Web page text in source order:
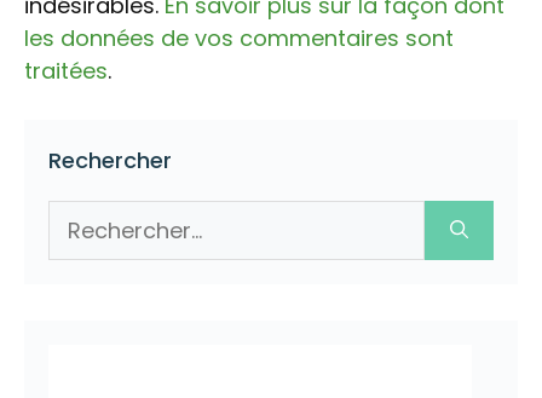
les données de vos commentaires sont
traitées.
Rechercher